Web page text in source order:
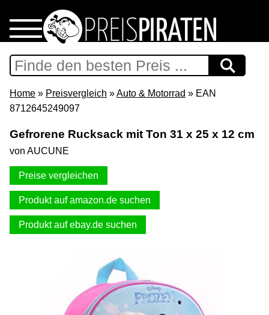
Home
Download
Support & Newsletter
Presse
Datenschutz
Home » Preisvergleich »Auto & Motorrad » EAN
8712645249097
Gefrorene Rucksack mit Ton 31 x 25 x 12 cm
von AUCUNE
Preise vergleichen
Produkt auf amazon.de suchen
Produkt auf ebay.de suchen